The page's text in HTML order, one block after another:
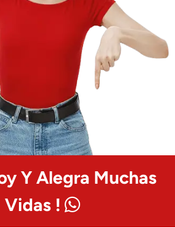
Y Alegra Muchas
Vidas !